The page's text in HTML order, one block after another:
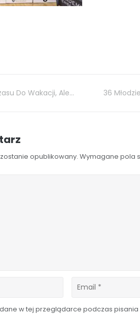
Do Wakacji, Ale… 36
opublikowany. Wymagane pola
w tej przeglądarce podczas pisania